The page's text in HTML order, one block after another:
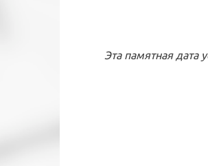
Эта памятная дата